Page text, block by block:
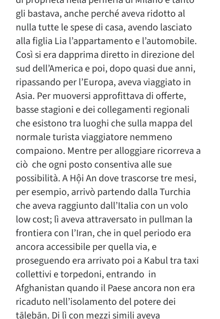
gli bastava, anche perché aveva ridotto al
nulla tutte le spese di casa, avendo lasciato
alla figlia Lia l’appartamento e l’automobile.
Così si era dapprima diretto in direzione del
sud dell’America e poi, dopo quasi due anni,
ripassando per l’Europa, aveva viaggiato in
Asia. Per muoversi approfittava di offerte,
basse stagioni e dei collegamenti regionali
che esistono tra luoghi che sulla mappa del
normale turista viaggiatore nemmeno
compaiono. Mentre per alloggiare ricorreva a
ciò che ogni posto consentiva alle sue
possibilità. A Hội An dove trascorse tre mesi,
per esempio, arrivò partendo dalla Turchia
che aveva raggiunto dall’Italia con un volo
low cost; lì aveva attraversato in pullman la
frontiera con l’Iran, che in quel periodo era
ancora accessibile per quella via, e
proseguendo era arrivato poi a Kabul tra taxi
collettivi e torpedoni, entrando in
Afghanistan quando il Paese ancora non era
ricaduto nell’isolamento del potere dei
ṭālebān. Di lì con mezzi simili aveva